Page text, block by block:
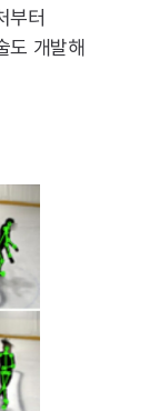
부터
도 개발해